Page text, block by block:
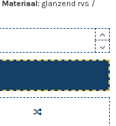
Materiaal: glanzend rvs /